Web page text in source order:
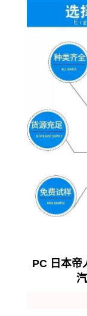
PC 日本帝